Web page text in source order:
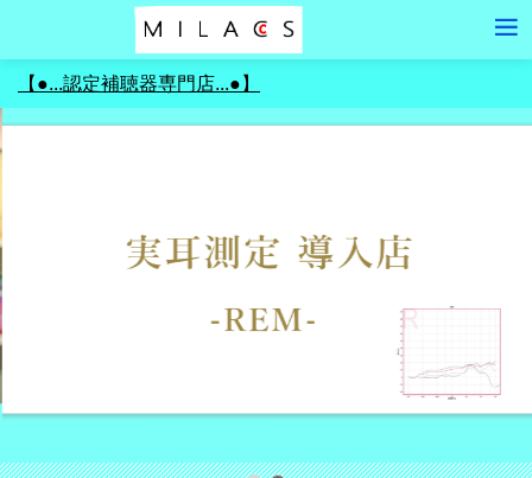
【●...認定補聴器専門店...●】